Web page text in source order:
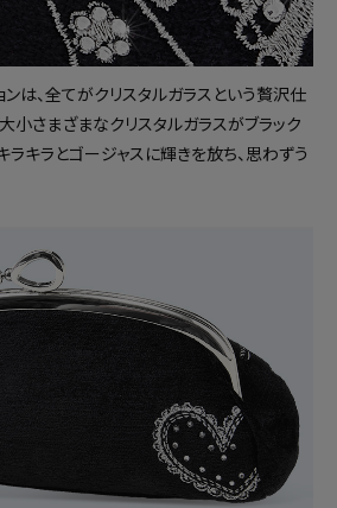
ンは、全てがクリスタルガラスという贅沢仕
小さまざまなクリスタルガラスがブラック
ラキラとゴージャスに輝きを放ち、思わずう